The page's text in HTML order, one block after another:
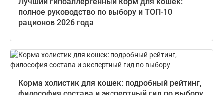
полное руководство по выбору и ТОП-10
рационов 2026 года
Корма холистик для кошек: подробный рейтинг,